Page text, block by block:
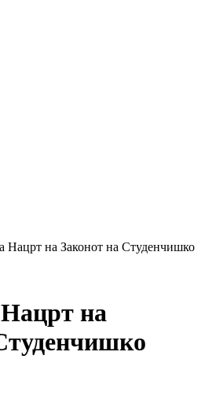
Нацрт на Законот на Студенчишко
на